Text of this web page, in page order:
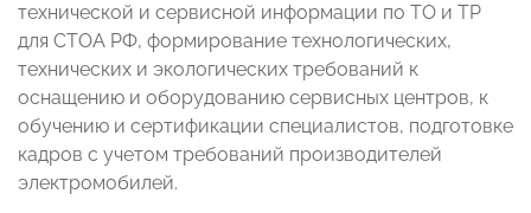
технической и сервисной информации по ТО и ТР
для СТОА РФ, формирование технологических,
технических и экологических требований к
оснащению и оборудованию сервисных центров, к
обучению и сертификации специалистов, подготовке
кадров с учетом требований производителей
электромобилей.